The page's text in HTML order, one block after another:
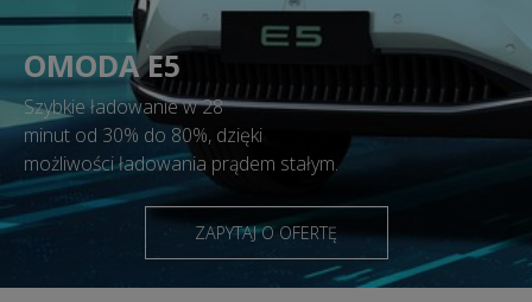
OMODA E5
Szybkie ładowanie w 28
minut od 30% do 80%, dzięki
możliwości ładowania prądem stałym.
ZAPYTAJ O OFERTĘ